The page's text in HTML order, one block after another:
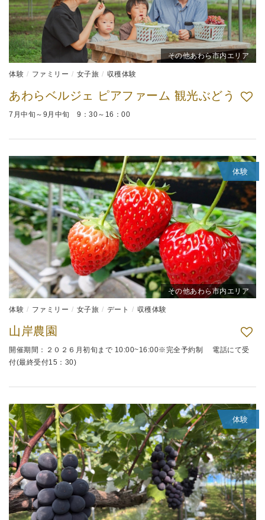
その他あわら市内エリア
体験 ファミリー 女子旅 収穫体験
あわらベルジェ ピアファーム 観光ぶどう
7月中旬～9月中旬 9：30～16：00
体験
その他あわら市内エリア
体験 ファミリー 女子旅 デート 収穫体験
山岸農園
開催期間：２０２６月初旬まで 10:00~16:00※完全予約制 電話にて受
付(最終受付15：30)
体験